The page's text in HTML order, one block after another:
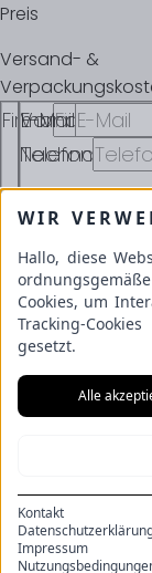
Preis
Versand- &
Firma
Vorname
Nachname
E-Mail
Telefon
Schulze
An der Beek 53
22851
Impressum
Datenschutz
Cookies
WIR
Hallo, diese
Cookies, um
Tracking-
gesetzt.
Alle
Kontakt
Impressum